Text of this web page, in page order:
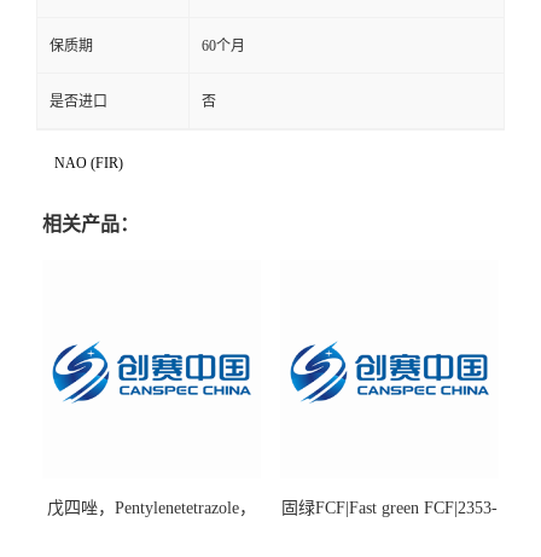
保质期 60个月
是否进口 否
NAO (FIR)
相关产品：
戊四唑，Pentylenetetrazole，
固绿FCF|Fast green FCF|2353-